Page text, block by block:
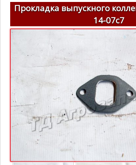
О
Каталог
Гарантия
Доставка
Прокладка выпускного
14-07с7